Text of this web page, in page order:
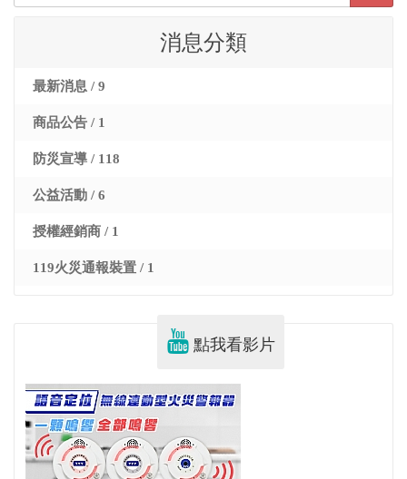
消息分類
最新消息 / 9
商品公告 / 1
防災宣導 / 118
公益活動 / 6
授權經銷商 / 1
119火災通報裝置 / 1
點我看影片